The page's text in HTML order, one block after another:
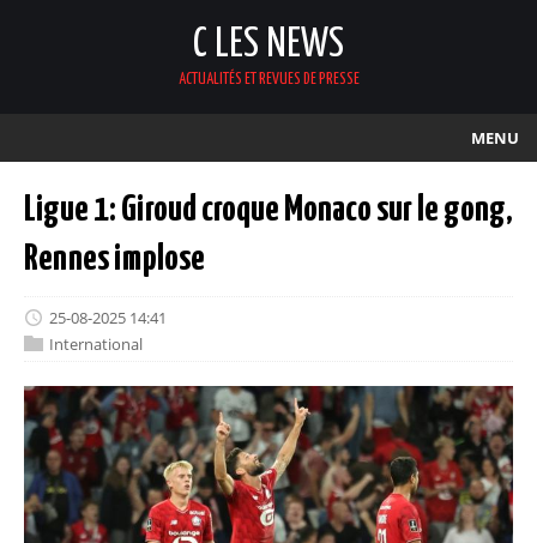
C LES NEWS
ACTUALITÉS ET REVUES DE PRESSE
MENU
Ligue 1: Giroud croque Monaco sur le gong,
Rennes implose
25-08-2025 14:41
International